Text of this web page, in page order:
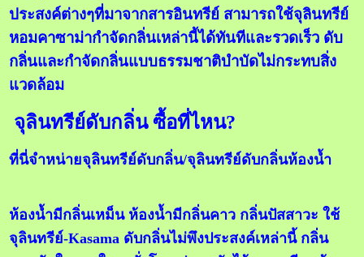
ประสงค์ต่างๆที่มาจากสารอินทรีย์ สามารถใช้จุลินทรีย์
หอมคาซาม่ากำจัดกลิ่นเหล่านี้ได้ทันทีและรวดเร็ว ดับ
กลิ่นและกำจัดกลิ่นแบบธรรมชาติบำบัดไม่กระทบสิ่ง
แวดล้อม
จุลินทรีย์ดับกลิ่น ซื้อที่ไหน?
ที่นี่จำหน่ายจุลินทรีย์ดับกลิ่น/จุลินทรีย์ดับกลิ่นห้องน้ำ
ห้องน้ำมีกลิ่นเหม็น ห้องน้ำมีกลิ่นคาว กลิ่นปัสสาวะ ใช้
จุลินทรีย์-Kasama ดับกลิ่นไม่พึงประสงค์เหล่านี้ กลิ่น